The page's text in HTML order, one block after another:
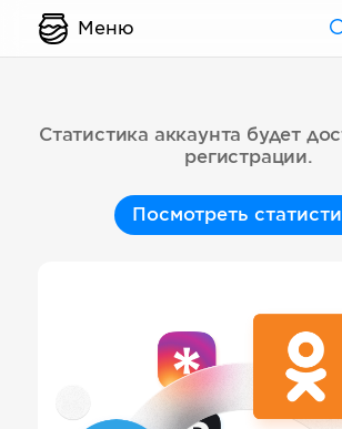
Меню
Статистика аккаунта будет
регистрации.
Посмотреть